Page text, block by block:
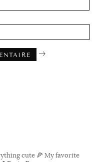
cute 🍕 My favorite